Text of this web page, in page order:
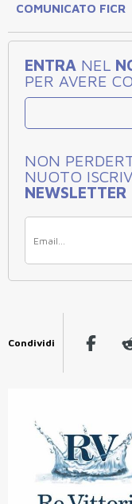
COMUNICATO FICR
ENTRA NEL
PER AVERE
NON
NUOTO
NEWSLETTER
Condividi